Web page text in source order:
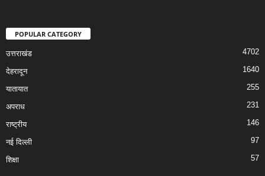
POPULAR CATEGORY
उत्तराखंड 4702
देहरादून 1640
यातायात 255
अपराध 231
राष्ट्रीय 146
नई दिल्ली 97
शिक्षा 57